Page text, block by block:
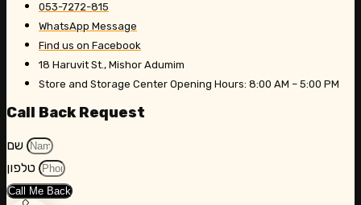
053-7272-815
WhatsApp Message
Find us on Facebook
18 Haruvit St., Mishor Adumim
Store and Storage Center Opening Hours: 8:00 AM – 5:00 PM
Call Back Request
Call Me Back